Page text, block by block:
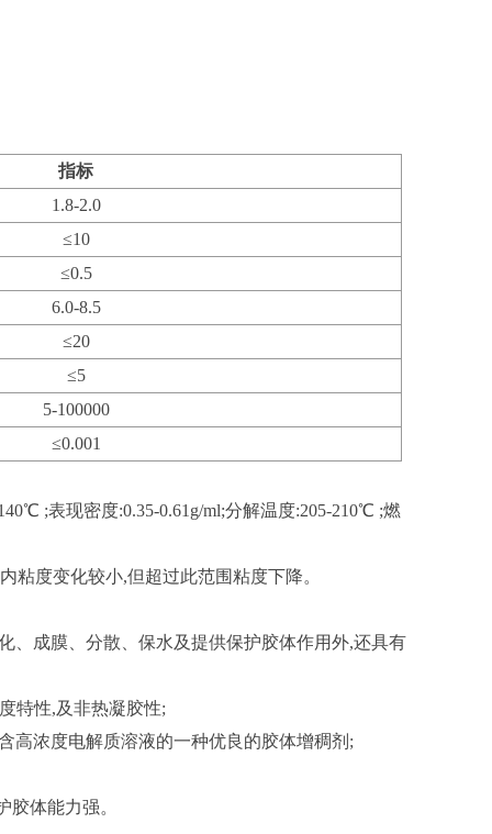
指标
1.8-2.0
≤10
≤0.5
6.0-8.5
≤20
≤5
5-100000
≤0.001
;表现密度:0.35-0.61g/ml;分解温度:205-210℃ ;燃
粘度变化较小,但超过此范围粘度下降。
、成膜、分散、保水及提供保护胶体作用外,还具有
特性,及非热凝胶性;
高浓度电解质溶液的一种优良的胶体增稠剂;
体能力强。